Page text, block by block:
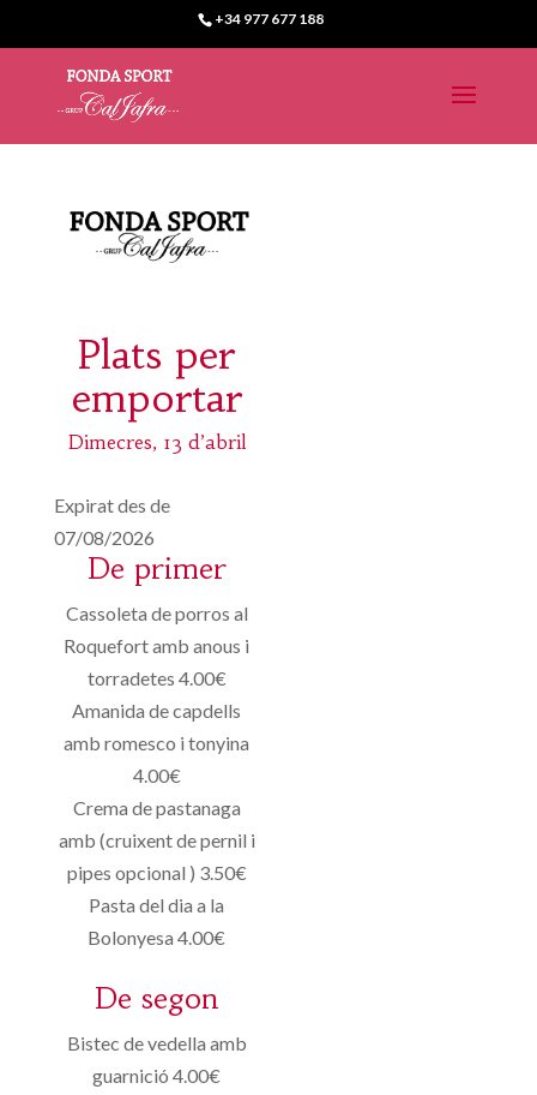
+34 977 677 188
Plats per
emportar
Dimecres, 13 d’abril
Expirat des de
07/08/2026
De primer
Cassoleta de porros al
Roquefort amb anous i
torradetes 4.00€
Amanida de capdells
amb romesco i tonyina
4.00€
Crema de pastanaga
amb (cruixent de pernil i
pipes opcional ) 3.50€
Pasta del dia a la
Bolonyesa 4.00€
De segon
Bistec de vedella amb
guarnició 4.00€